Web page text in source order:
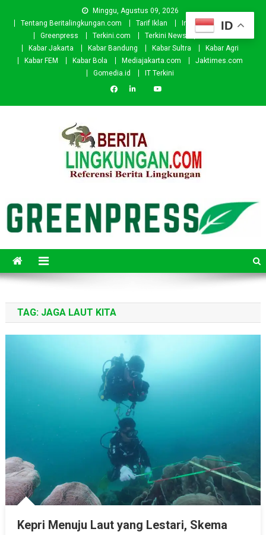
Minggu, Agustus 09, 2026
Tentang Beritalingkungan.com
Tarif Iklan Investor
Donasi
Greenpress
Terkini.com Terkini News
Kabar.id
Kabar Jakarta
Kabar Bandung Kabar Sultra
Kabar Agri
Kabar FEM
Kabar Bola Mediajakarta.com
Jaktimes.com
Gomedia.id
IT Terkini
TAG: JAGA LAUT KITA
Kepri Menuju Laut yang Lestari, Skema
ID